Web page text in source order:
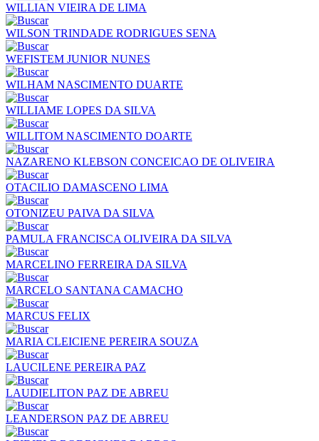
WILLIAN VIEIRA DE LIMA
WILSON TRINDADE RODRIGUES SENA
WEFISTEM JUNIOR NUNES
WILHAM NASCIMENTO DUARTE
WILLIAME LOPES DA SILVA
WILLITOM NASCIMENTO DOARTE
NAZARENO KLEBSON CONCEICAO DE OLIVEIRA
OTACILIO DAMASCENO LIMA
OTONIZEU PAIVA DA SILVA
PAMULA FRANCISCA OLIVEIRA DA SILVA
MARCELINO FERREIRA DA SILVA
MARCELO SANTANA CAMACHO
MARCUS FELIX
MARIA CLEICIENE PEREIRA SOUZA
LAUCILENE PEREIRA PAZ
LAUDIELITON PAZ DE ABREU
LEANDERSON PAZ DE ABREU